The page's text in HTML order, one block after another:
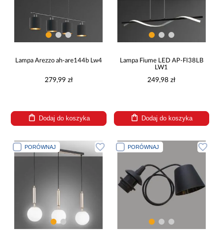
Lampa Arezzo ah-are144b Lw4
279,99 zł
Dodaj do koszyka
Lampa Fiume LED AP-FI38LB
LW1
249,98 zł
Dodaj do koszyka
PORÓWNAJ PORÓWNAJ